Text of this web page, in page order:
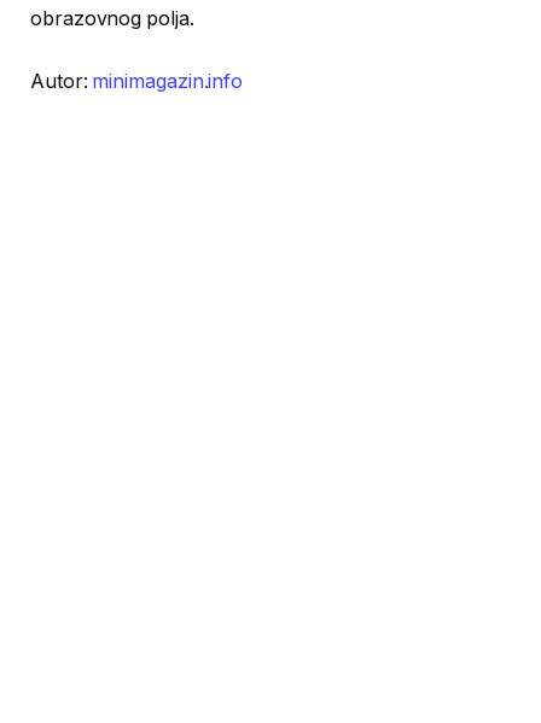
obrazovnog polja.
Autor: minimagazin.info